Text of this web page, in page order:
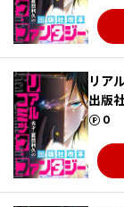
リア
出版
0
ポイント